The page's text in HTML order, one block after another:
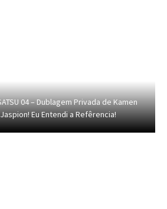
04 – Dublagem Privada de Kamen
Eu Entendi a Refêrencia!